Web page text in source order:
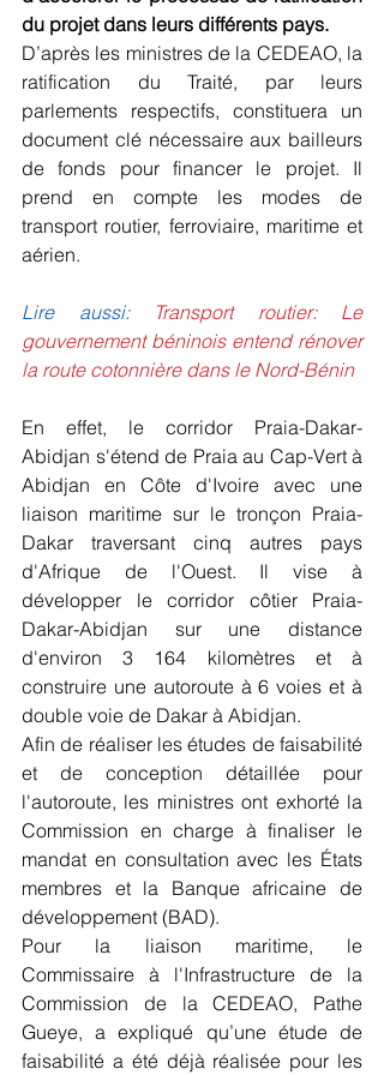
du projet dans leurs différents pays.
D’après les ministres de la CEDEAO, la
ratification du Traité, par leurs
parlements respectifs, constituera un
document clé nécessaire aux bailleurs
de fonds pour financer le projet. Il
prend en compte les modes de
transport routier, ferroviaire, maritime et
aérien.
Lire aussi:
Transport routier: Le
gouvernement béninois entend rénover
la route cotonnière dans le Nord-Bénin
En effet, le corridor Praia-Dakar-
Abidjan s'étend de Praia au Cap-Vert à
Abidjan en Côte d'Ivoire avec une
liaison maritime sur le tronçon Praia-
Dakar traversant cinq autres pays
d'Afrique de l'Ouest. Il vise à
développer le corridor côtier Praia-
Dakar-Abidjan sur une distance
d'environ 3 164 kilomètres et à
construire une autoroute à 6 voies et à
double voie de Dakar à Abidjan.
Afin de réaliser les études de faisabilité
et de conception détaillée pour
l'autoroute, les ministres ont exhorté la
Commission en charge à finaliser le
mandat en consultation avec les États
membres et la Banque africaine de
développement (BAD).
Pour la liaison maritime, le
Commissaire à l'Infrastructure de la
Commission de la CEDEAO, Pathe
Gueye, a expliqué qu’une étude de
faisabilité a été déjà réalisée pour les